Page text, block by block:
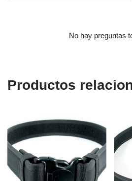
No hay preguntas
Productos